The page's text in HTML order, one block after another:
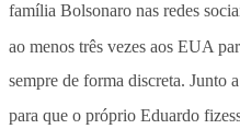
família Bolsonaro nas redes
ao menos três vezes aos EUA
sempre de forma discreta. Junto
para que o próprio Eduardo